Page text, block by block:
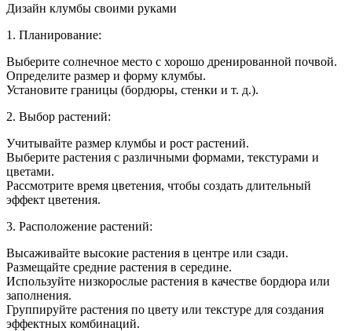
Дизайн клумбы своими руками
1. Планирование:
Выберите солнечное место с хорошо дренированной почвой.
Определите размер и форму клумбы.
Установите границы (бордюры, стенки и т. д.).
2. Выбор растений:
Учитывайте размер клумбы и рост растений.
Выберите растения с различными формами, текстурами и
цветами.
Рассмотрите время цветения, чтобы создать длительный
эффект цветения.
3. Расположение растений:
Высаживайте высокие растения в центре или сзади.
Размещайте средние растения в середине.
Используйте низкорослые растения в качестве бордюра или
заполнения.
Группируйте растения по цвету или текстуре для создания
эффектных комбинаций.